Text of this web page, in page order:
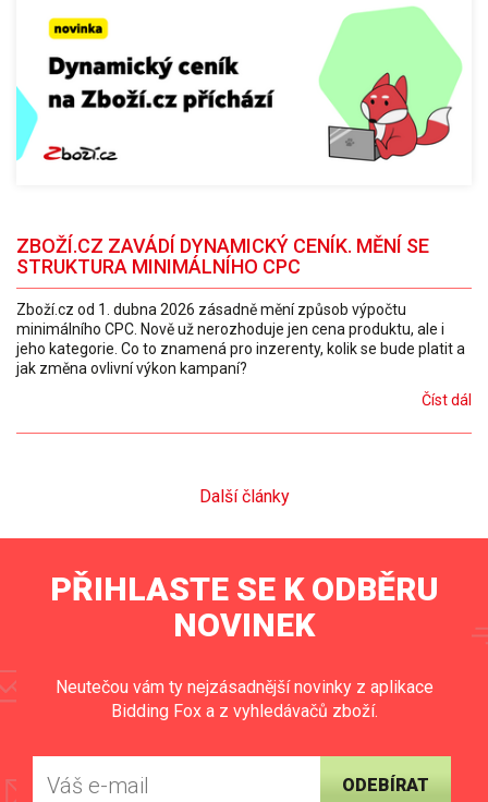
ZBOŽÍ.CZ ZAVÁDÍ DYNAMICKÝ CENÍK. MĚNÍ SE
STRUKTURA MINIMÁLNÍHO CPC
Zboží.cz od 1. dubna 2026 zásadně mění způsob výpočtu
minimálního CPC. Nově už nerozhoduje jen cena produktu, ale i
jeho kategorie. Co to znamená pro inzerenty, kolik se bude platit a
jak změna ovlivní výkon kampaní?
Číst dál
Další články
PŘIHLASTE SE K ODBĚRU
NOVINEK
Neutečou vám ty nejzásadnější novinky z aplikace
Bidding Fox a z vyhledávačů zboží.
ODEBÍRAT